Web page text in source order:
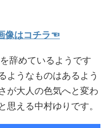
像はコチラ☜
辞めているようです
ようなものはあるよう
が大人の色気へと変わ
思える中村ゆりです。